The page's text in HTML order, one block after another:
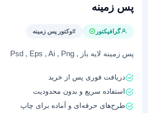
پس زمینه
گرافیکتور #وکتور پس زمینه
پس زمینه لایه باز , Psd , Eps , Ai , Png
دریافت فوری پس از خرید
استفاده سریع و بدون محدودیت
طرح‌های حرفه‌ای و آماده برای چاپ